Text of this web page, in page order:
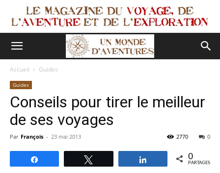
Accueil Guides
Guides
Conseils pour tirer le meilleur
de ses voyages
Par François - 23 mai 2013 0
2770
Partagez 0
PARTAGES